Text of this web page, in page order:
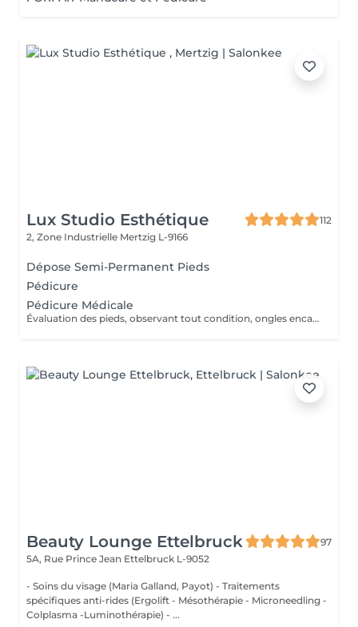
Lux Studio Esthétique
112
2, Zone Industrielle Mertzig L-9166
Dépose Semi-Permanent Pieds
Pédicure
Pédicure Médicale
Évaluation des pieds, observant tout condition, ongles encarnes, cour, callosités ! En cas de infections, champignons, micose ou les problèmes cotanés, recomandez une visite chez le podologue si necessaire. Desinfection des Pieds avec solution antiseptique. Retrait du Vernis Précédent avec un dissolvant pour nettoyer complètement les ongles des pieds. Coupez, desencarnes et Modelez les ongles avec une pance et lime, Pousses les Cuticules avec batone pour repousser doucement vers l'arrière et coupez les excès, Coupez avec bisturi les callosites si necessaire Traitement avec une rape pour eliminer les cellules mortes et les callosites, sans besoin d'immersion dans l'eau. Application d'un gommage supplementaire si necessaire. Hydratation Intense avec crème et les cuticules pour maintenir la peau douce, Appliquez une base transparent pour protéger les ongles. Attendez suffisamment de tempos pour sèc
Beauty Lounge Ettelbruck
97
5A, Rue Prince Jean Ettelbruck L-9052
- Soins du visage (Maria Galland, Payot) - Traitements
spécifiques anti-rides (Ergolift - Mésothérapie - Microneedling -
Colplasma -Luminothérapie) - ...